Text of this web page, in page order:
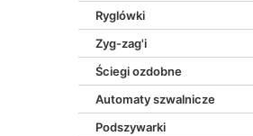
Ryglówki
Zyg-zag'i
Ściegi ozdobne
Automaty szwalnicze
Podszywarki